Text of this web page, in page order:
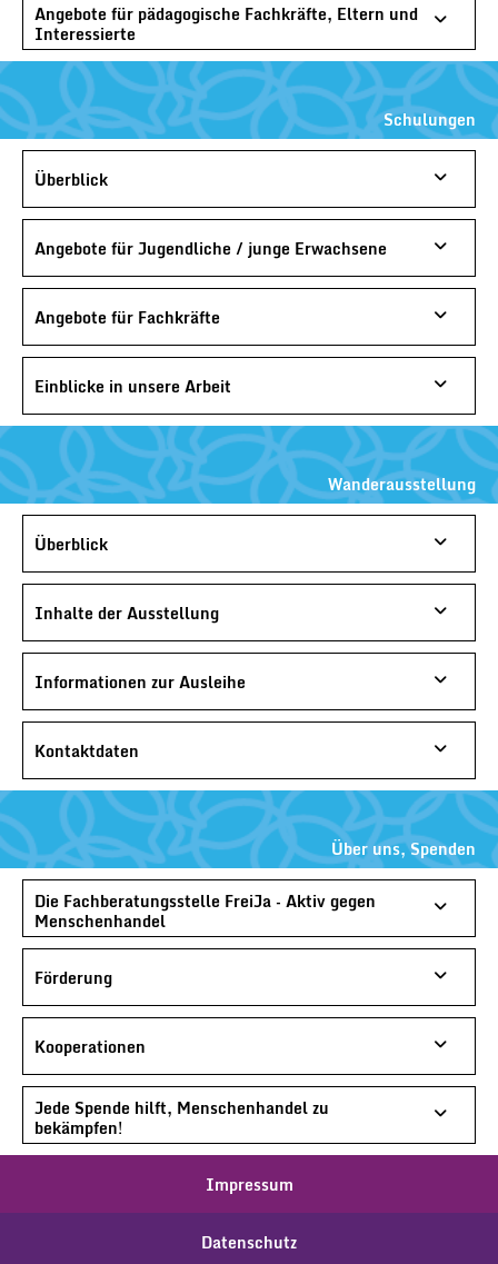
Angebote für pädagogische Fachkräfte, Eltern und
Interessierte
Schulungen
Überblick
Angebote für Jugendliche / junge Erwachsene
Angebote für Fachkräfte
Einblicke in unsere Arbeit
Wanderausstellung
Überblick
Inhalte der Ausstellung
Informationen zur Ausleihe
Kontaktdaten
Über uns, Spenden
Die Fachberatungsstelle FreiJa – Aktiv gegen
Menschenhandel
Förderung
Kooperationen
Jede Spende hilft, Menschenhandel zu
bekämpfen!
Impressum
Datenschutz